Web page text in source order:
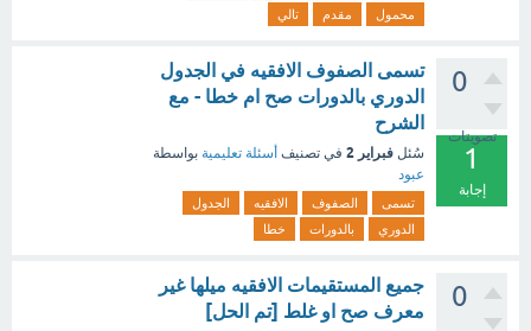
محمول
مقدم تالي
0
تصويتات
1
إجابة
تسمى الصفوف الافقيه في الجدول
الدوري بالدورات صح ام خطا - مع
الشرح
سُئل فبراير 2 في تصنيف أسئلة تعليمية بواسطة
عبود
تسمى الصفوف الافقيه
الجدول
الدوري
بالدورات خطا
0
جميع المستقيمات الافقيه ميلها غير
معرف صح او غلط [تم الحل]